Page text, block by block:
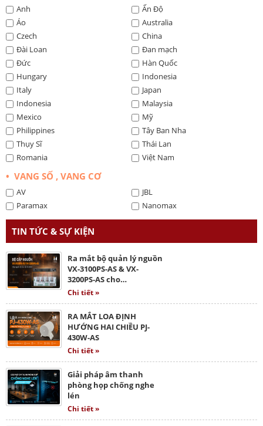
Anh
Ấn Độ
Áo
Australia
Czech
China
Đài Loan
Đan mạch
Đức
Hàn Quốc
Hungary
Indonesia
Italy
Japan
Indonesia
Malaysia
Mexico
Mỹ
Philippines
Tây Ban Nha
Thụy Sĩ
Thái Lan
Romania
Việt Nam
• VANG SỐ , VANG CƠ
AV
JBL
Paramax
Nanomax
TIN TỨC & SỰ KIỆN
Ra mắt bộ quản lý nguồn
VX-3100PS-AS & VX-
3200PS-AS cho…
Chi tiết »
RA MẮT LOA ĐỊNH
HƯỚNG HAI CHIỀU PJ-
430W-AS
Chi tiết »
Giải pháp âm thanh
phòng họp chống nghe
lén
Chi tiết »